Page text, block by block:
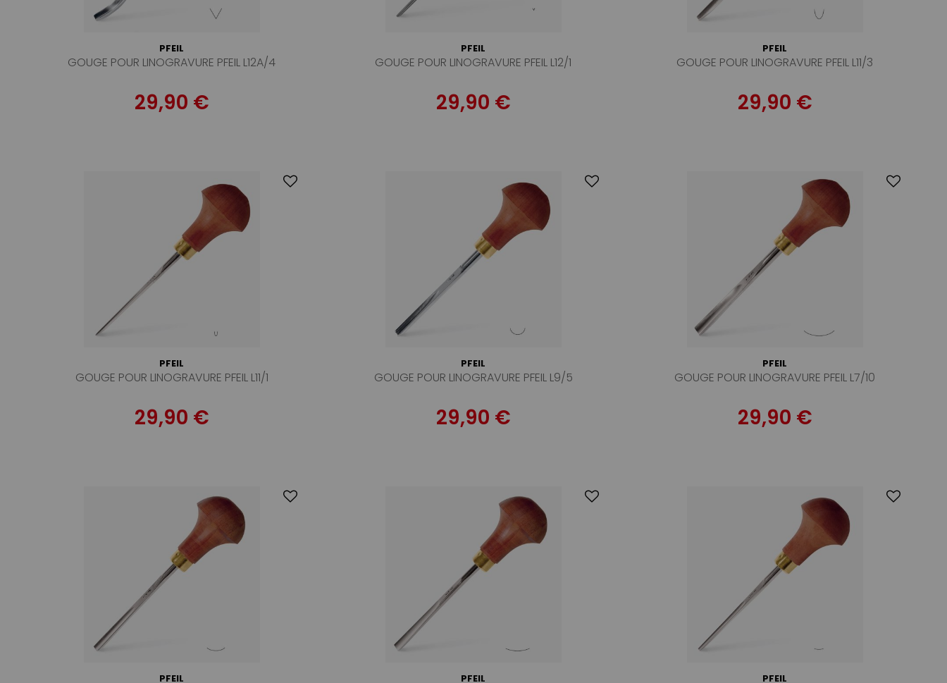
PFEIL
GOUGE POUR LINOGRAVURE PFEIL L12A/4
29,90 €
PFEIL
GOUGE POUR LINOGRAVURE PFEIL L12/1
29,90 €
PFEIL
GOUGE POUR LINOGRAVURE PFEIL L11/3
29,90 €
PFEIL
GOUGE POUR LINOGRAVURE PFEIL L11/1
29,90 €
PFEIL
GOUGE POUR LINOGRAVURE PFEIL L9/5
29,90 €
PFEIL
GOUGE POUR LINOGRAVURE PFEIL L7/10
29,90 €
PFEIL PFEIL PFEIL